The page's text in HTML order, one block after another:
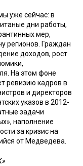
уже сейчас: в
дни работы,
мер,
регионов. Граждан
доходов, рост
На этом фоне
ревизию кадров в
и директоров
указов в 2012-
задачи
наполнение
за кризис на
от Медведева.